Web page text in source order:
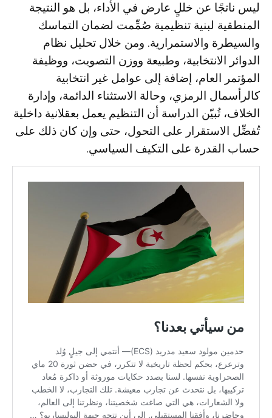
ليس ناتجًا عن خللٍ عارض في الأداء، بل هو النتيجة
المنطقية لبنية تنظيمية صُمِّمت لضمان التماسك
والسيطرة والاستمرارية. ومن خلال تحليل نظام
الدوائر الانتخابية، وطبيعة ووزن التصويت، ووظيفة
المؤتمر العام، إضافة إلى عوامل غير انتخابية
كالرأسمال الرمزي، وحالة الاستثناء الدائمة، وإدارة
الخلاف، تُبيّن الدراسة أن التنظيم يعمل بعقلانية داخلية
تُفضِّل الاستقرار على التحول، حتى وإن كان ذلك على
حساب القدرة على التكيف السياسي.